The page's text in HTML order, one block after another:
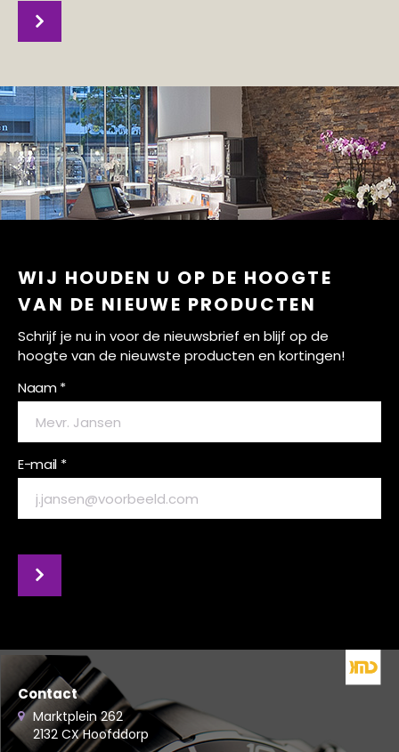
WIJ HOUDEN U OP DE HOOGTE
VAN DE NIEUWE PRODUCTEN
Schrijf je nu in voor de nieuwsbrief en blijf op de
hoogte van de nieuwste producten en kortingen!
Naam *
E-mail *
Contact
Marktplein 262
2132 CX Hoofddorp